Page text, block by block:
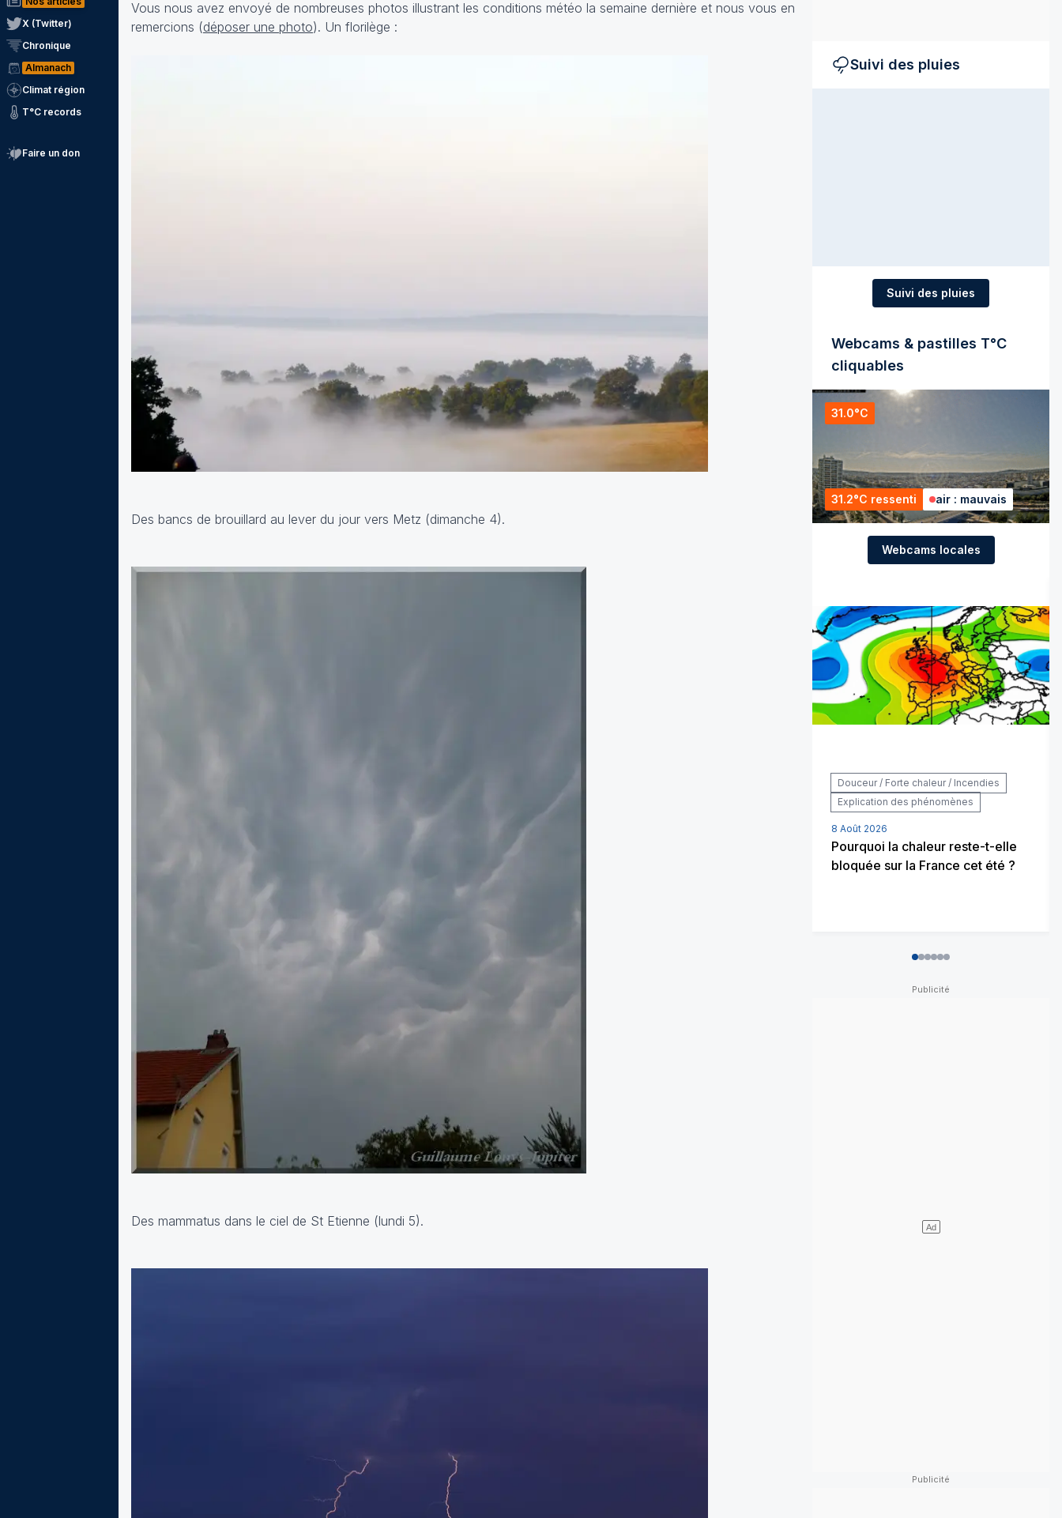
X (Twitter)
Chronique
Almanach
Climat région
T°C records
Faire un don
Vous nous avez envoyé de nombreuses photos illustrant les conditions météo la semaine dernière et nous vous en
remercions (déposer une photo). Un florilège :
Des bancs de brouillard au lever du jour vers Metz (dimanche 4).
Des mammatus dans le ciel de St Etienne (lundi 5).
Suivi des pluies
Suivi des pluies
Webcams & pastilles T°C
cliquables
31.0°C
31.2°C ressenti air : mauvais
Webcams locales
Douceur / Forte chaleur / Incendies
Explication des phénomènes
8 Août 2026
Pourquoi la chaleur reste-t-elle
bloquée sur la France cet été ?
012345